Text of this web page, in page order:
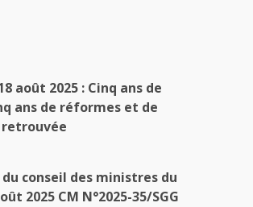
août 2025 : Cinq ans de
ans de réformes et de
conseil des ministres du
2025 CM N°2025-35/SGG